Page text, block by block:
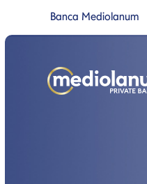
Banca Mediolanum